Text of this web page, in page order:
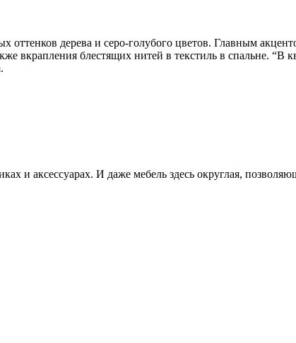
дерева и серо-голубого цветов. Главным
вкрапления блестящих нитей в текстиль в спальне. “В
и аксессуарах. И даже мебель здесь округлая,